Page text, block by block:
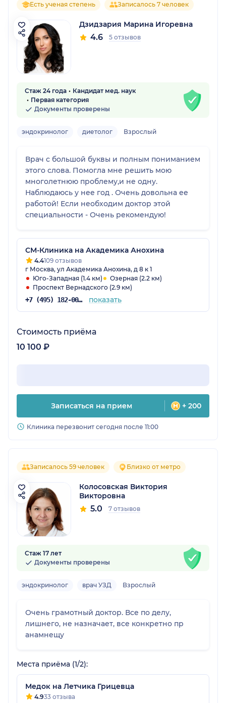
Есть ученая степень Записалось 7 человек
Дзидзария Марина Игоревна
4.6 5 отзывов
Стаж 24 года
Кандидат мед. наук
Первая категория
Документы проверены
эндокринолог диетолог Взрослый
Врач с большой буквы и полным пониманием
этого слова. Помогла мне решить мою
многолетнюю проблему,и не одну.
Наблюдаюсь у нее год . Очень довольна ее
работой! Если необходим доктор этой
специальности - Очень рекомендую!
СМ-Клиника на Академика Анохина
4.4109 отзывов
г Москва, ул Академика Анохина, д 8 к 1
Юго-Западная (1.4 км)
Озерная (2.2 км)
Проспект Вернадского (2.9 км)
+7 (495) 182-00-85 показать
Стоимость приёма
10 100 ₽
Записаться на прием + 200
Клиника перезвонит сегодня после 11:00
Записалось 59 человек Близко от метро
Колосовская Виктория
Викторовна
5.0 7 отзывов
Стаж 17 лет
Документы проверены
эндокринолог врач УЗД Взрослый
Очень грамотный доктор. Все по делу,
лишнего, не назначает, все конкретно пр
анамнещу
Места приёма (1/2):
Медок на Летчика Грицевца
4.933 отзыва